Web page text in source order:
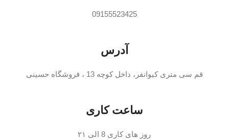
09155523425
آدرس
قم سی متری کیوانفر، داخل کوچه 13 ، فروشگاه حسینی
ساعت کاری
روز های کاری 8 الی ۲۱